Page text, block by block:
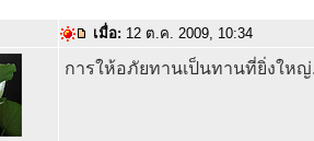
เมื่อ: 12 ต.ค. 2009, 10:34
การให้อภัยทานเป็นทานที่ยิ่งให